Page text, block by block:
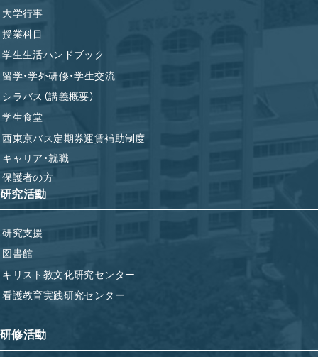
大学行事
授業科目
学生生活ハンドブック
留学・学外研修・学生交流
シラバス（講義概要）
学生食堂
西東京バス定期券運賃補助制度
キャリア・就職
保護者の方
研究活動
研究支援
図書館
キリスト教文化研究センター
看護教育実践研究センター
研修活動